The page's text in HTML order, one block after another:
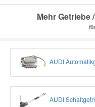
Mehr Getriebe
AUDI
AUDI